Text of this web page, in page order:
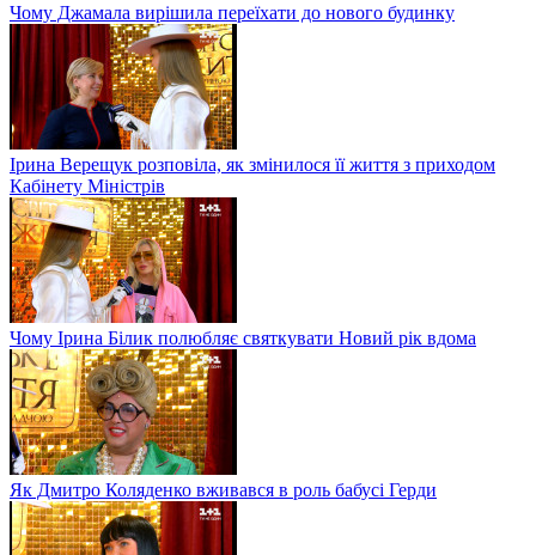
Чому Джамала вирішила переїхати до нового будинку
Ірина Верещук розповіла, як змінилося її життя з приходом
Кабінету Міністрів
Чому Ірина Білик полюбляє святкувати Новий рік вдома
Як Дмитро Коляденко вживався в роль бабусі Герди